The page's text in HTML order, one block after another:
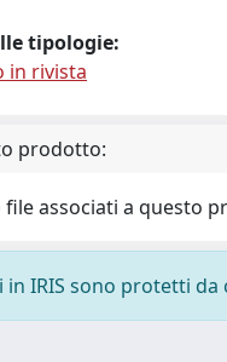
tipologie:
in rivista
prodotto:
file associati a questo
in IRIS sono protetti